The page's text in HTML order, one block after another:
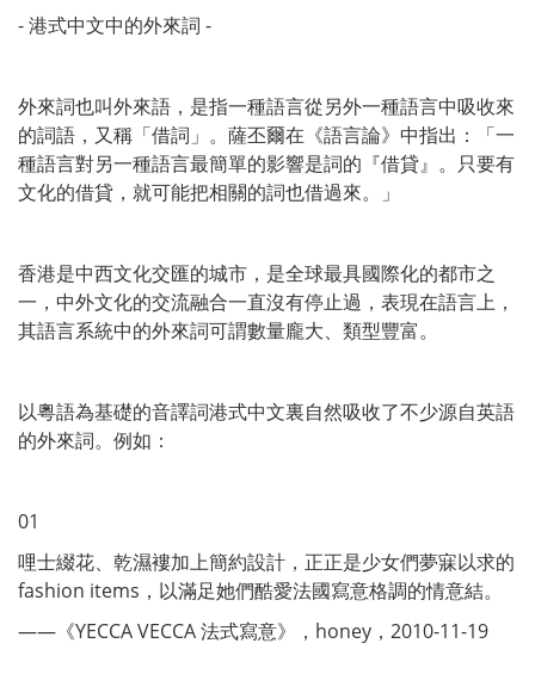
- 港式中文中的外來詞 -
外來詞也叫外來語，是指一種語言從另外一種語言中吸收來
的詞語，又稱「借詞」。薩丕爾在《語言論》中指出：「一
種語言對另一種語言最簡單的影響是詞的『借貸』。只要有
文化的借貸，就可能把相關的詞也借過來。」
香港是中西文化交匯的城市，是全球最具國際化的都市之
一，中外文化的交流融合一直沒有停止過，表現在語言上，
其語言系統中的外來詞可謂數量龐大、類型豐富。
以粵語為基礎的音譯詞港式中文裏自然吸收了不少源自英語
的外來詞。例如：
01
哩士綴花、乾濕褸加上簡約設計，正正是少女們夢寐以求的
fashion items，以滿足她們酷愛法國寫意格調的情意結。
——《YECCA VECCA 法式寫意》，honey，2010-11-19